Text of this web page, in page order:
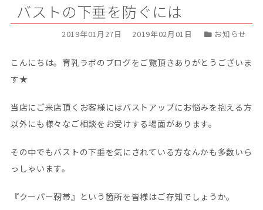
バストの下垂を防ぐには
お知らせ
2019年01月27日 2019年02月01日
こんにちは。育乳ラボのブログをご覧頂きありがとうございま
す★
当店にご来店頂くお客様にはバストアップにお悩みを抱える方
以外にも様々なご相談をお受けする場面があります。
その中でもバストの下垂を気にされている方なんかも多数いら
っしゃいます。
『クーパー靭帯』という箇所を皆様はご存知でしょうか。